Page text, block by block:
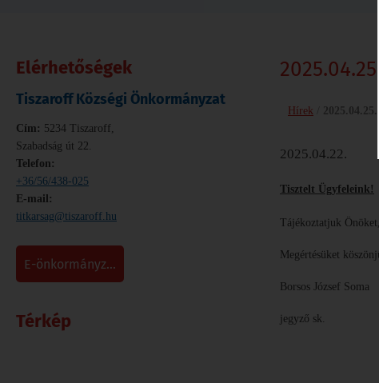
Elérhetőségek
Tiszaroff Községi Önkormányzat
Cím: 5234 Tiszaroff,
Szabadság út 22.
Telefon:
+36/56/438-025
E-mail:
titkarsag@tiszaroff.hu
e-önkormányz...
Térkép
Hírek
2025.04.22.
Tisztelt Ügyfeleink!
Tájékoztatjuk
Megértésüket
Borsos József Soma
jegyző sk.